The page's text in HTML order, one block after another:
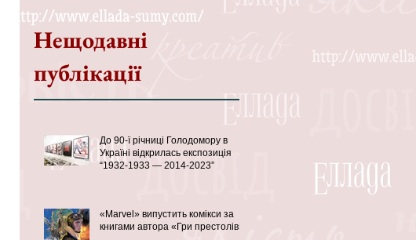
Нещодавні
публікації
До 90-ї річниці Голодомору в
Україні відкрилась експозиція
“1932-1933 — 2014-2023”
«Marvel» випустить комікси за
книгами автора «Гри престолів»